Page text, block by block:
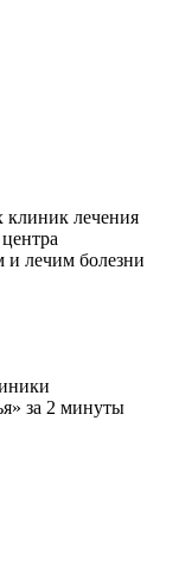
клиник лечения
и лечим болезни
за 2 минуты